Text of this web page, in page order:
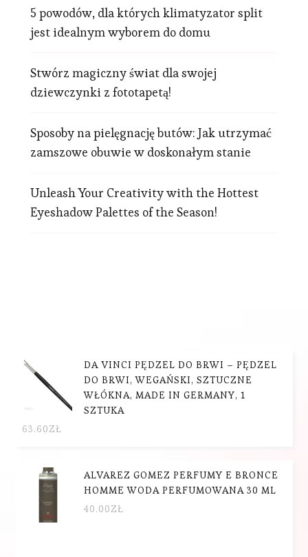
5 powodów, dla których klimatyzator split
jest idealnym wyborem do domu
Stwórz magiczny świat dla swojej
dziewczynki z fototapetą!
Sposoby na pielęgnację butów: Jak utrzymać
zamszowe obuwie w doskonałym stanie
Unleash Your Creativity with the Hottest
Eyeshadow Palettes of the Season!
DA VINCI PĘDZEL DO BRWI – PĘDZEL
DO BRWI, WEGAŃSKI, SZTUCZNE
WŁÓKNA, MADE IN GERMANY, 1
SZTUKA
63.60ZŁ
ALVAREZ GOMEZ PERFUMY E BRONCE
HOMME WODA PERFUMOWANA 30 ML
40.00ZŁ